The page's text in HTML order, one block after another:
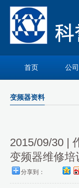
首页 公
变频器资料
2015/09/30 |
变频器维修培
分享到：